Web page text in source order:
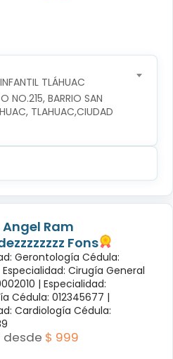
TLÁHUAC
NO.215, BARRIO SAN
TLAHUAC,CIUDAD
Ram
Fons
Gerontología Cédula:
Especialidad: Cirugía General
| Especialidad:
Cédula: 012345677 |
Cardiología Cédula:
desde $ 999